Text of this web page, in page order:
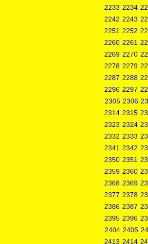
2233 2234
2242 2243
2251 2252
2260 2261
2269 2270
2278 2279
2287 2288
2296 2297
2305 2306
2314 2315
2323 2324
2332 2333
2341 2342
2350 2351
2359 2360
2368 2369
2377 2378
2386 2387
2395 2396
2404 2405
2413 2414